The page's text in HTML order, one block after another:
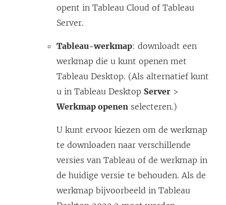
opent in Tableau Cloud of Tableau
Server.
Tableau-werkmap: downloadt een
werkmap die u kunt openen met
Tableau Desktop. (Als alternatief kunt
u in Tableau Desktop Server >
Werkmap openen selecteren.)
U kunt ervoor kiezen om de werkmap
te downloaden naar verschillende
versies van Tableau of de werkmap in
de huidige versie te behouden. Als de
werkmap bijvoorbeeld in Tableau